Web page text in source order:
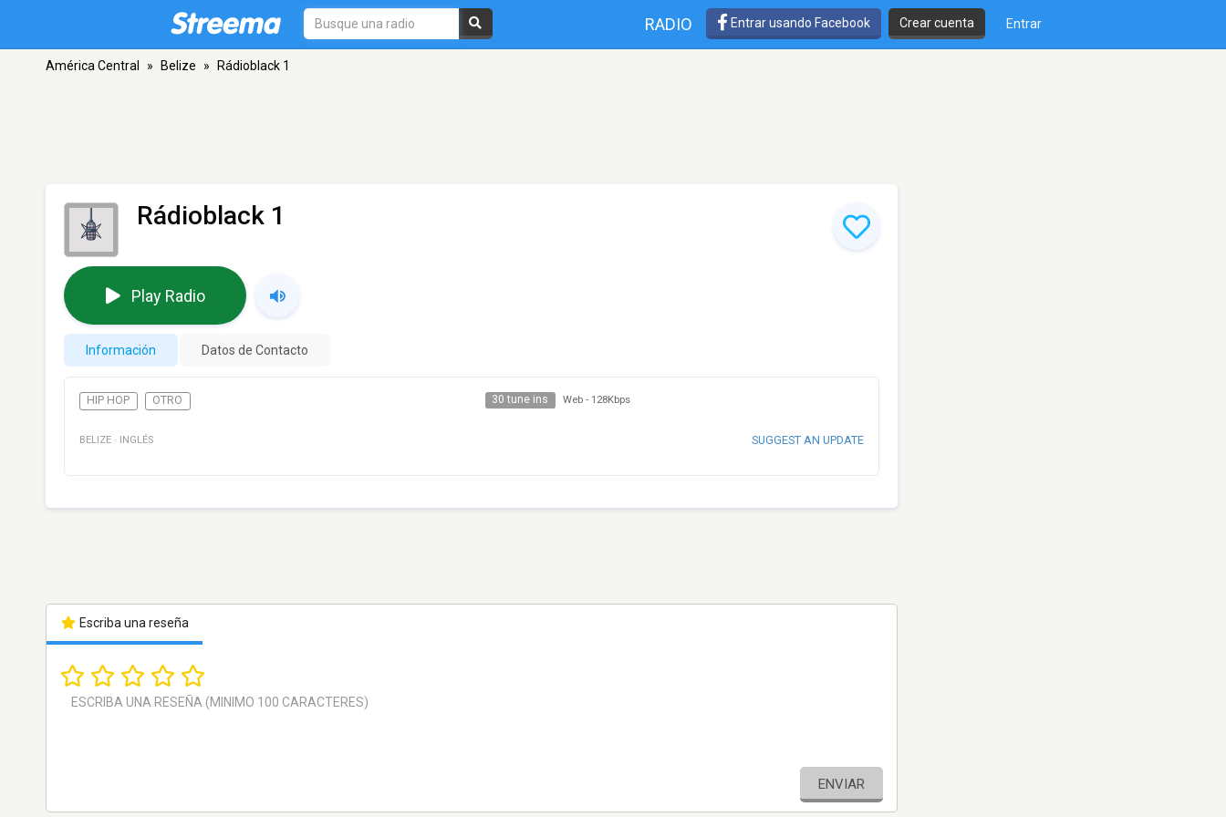
RADIO Entrar usando Facebook Crear cuenta Entrar
América Central » Belize » Rádioblack 1
Rádioblack 1
Play Radio
Información Datos de Contacto
HIP HOP OTRO 30 tune ins Web - 128Kbps
BELIZE · INGLÉS SUGGEST AN UPDATE
Escriba una reseña
ENVIAR